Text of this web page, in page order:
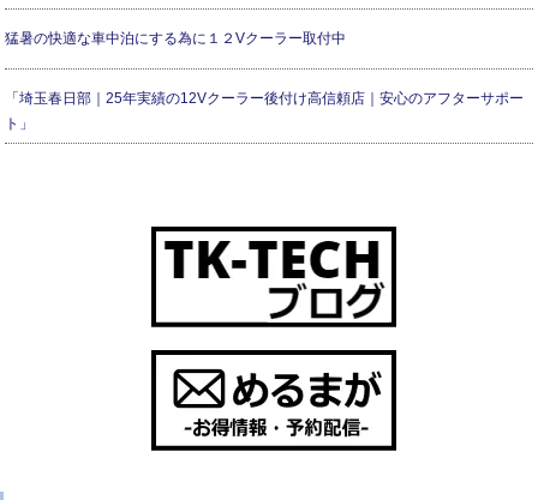
猛暑の快適な車中泊にする為に１２Vクーラー取付中
「埼玉春日部｜25年実績の12Vクーラー後付け高信頼店｜安心のアフターサポー
ト」